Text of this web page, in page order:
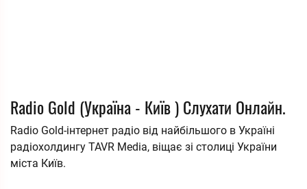
Radio Gold (Україна - Київ ) Слухати Онлайн.
Radio Gold-інтернет радіо від найбільшого в Україні
радіохолдингу TAVR Media, віщає зі столиці України
міста Київ.